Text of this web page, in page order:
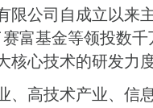
公司自成立以来
富基金等领投数
核心技术的研发力
高技术产业、信